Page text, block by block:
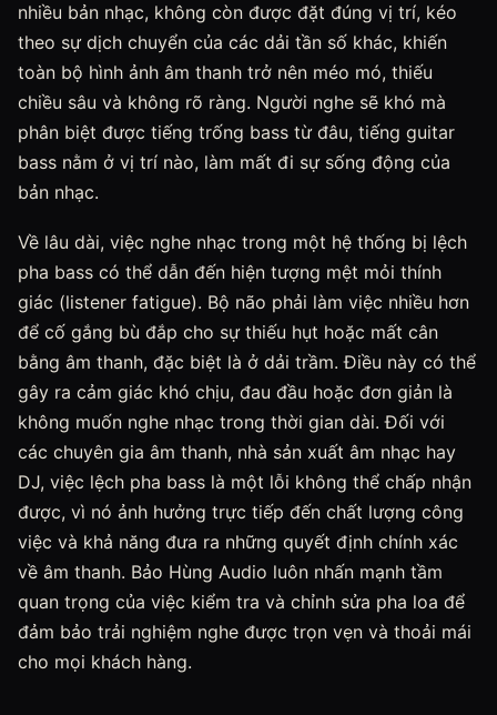
nhiều bản nhạc, không còn được đặt đúng vị trí, kéo
theo sự dịch chuyển của các dải tần số khác, khiến
toàn bộ hình ảnh âm thanh trở nên méo mó, thiếu
chiều sâu và không rõ ràng. Người nghe sẽ khó mà
phân biệt được tiếng trống bass từ đâu, tiếng guitar
bass nằm ở vị trí nào, làm mất đi sự sống động của
bản nhạc.
Về lâu dài, việc nghe nhạc trong một hệ thống bị lệch
pha bass có thể dẫn đến hiện tượng mệt mỏi thính
giác (listener fatigue). Bộ não phải làm việc nhiều hơn
để cố gắng bù đắp cho sự thiếu hụt hoặc mất cân
bằng âm thanh, đặc biệt là ở dải trầm. Điều này có thể
gây ra cảm giác khó chịu, đau đầu hoặc đơn giản là
không muốn nghe nhạc trong thời gian dài. Đối với
các chuyên gia âm thanh, nhà sản xuất âm nhạc hay
DJ, việc lệch pha bass là một lỗi không thể chấp nhận
được, vì nó ảnh hưởng trực tiếp đến chất lượng công
việc và khả năng đưa ra những quyết định chính xác
về âm thanh. Bảo Hùng Audio luôn nhấn mạnh tầm
quan trọng của việc kiểm tra và chỉnh sửa pha loa để
đảm bảo trải nghiệm nghe được trọn vẹn và thoải mái
cho mọi khách hàng.